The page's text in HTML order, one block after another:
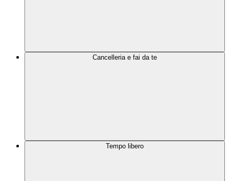
Cancelleria e fai da te
Tempo libero